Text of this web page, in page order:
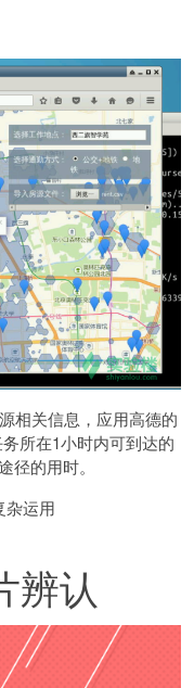
相关信息，应用高德的
所在1小时内可到达的
径的用时。
杂运用
辨认